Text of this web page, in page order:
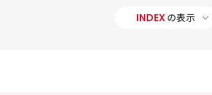
INDEX の表示